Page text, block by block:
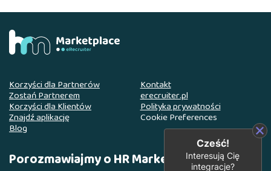
Korzyści dla Partnerów
Zostań Partnerem
Korzyści dla Klientów
Znajdź aplikację
Blog
Kontakt
erecruiter.pl
Polityka prywatności
Cookie Preferences
Porozmawiajmy o HR Marketplace
Cześć!
Interesują Cię
integracje?